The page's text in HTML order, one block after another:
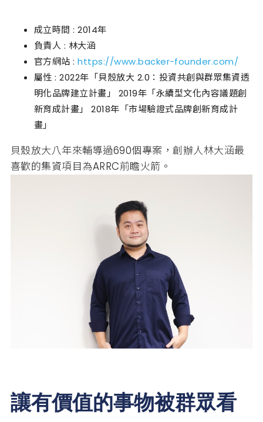
成立時間 : 2014年
負責人 : 林大涵
官方網站 :https://www.backer-founder.com/
屬性 : 2022年「貝殼放大 2.0：投資共創與群眾集資透
明化品牌建立計畫」 2019年「永續型文化內容議題創
新育成計畫」 2018年「市場驗證式品牌創新育成計
畫」
貝殼放大八年來輔導過690個專案，創辦人林大涵最
喜歡的集資項目為ARRC前瞻火箭。
讓有價值的事物被群眾看